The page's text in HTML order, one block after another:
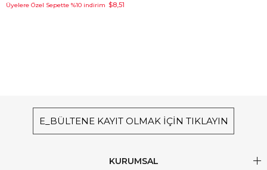
Üyelere Özel Sepette %10 indirim $8,51
E_BÜLTENE KAYIT OLMAK İÇİN TIKLAYIN
KURUMSAL